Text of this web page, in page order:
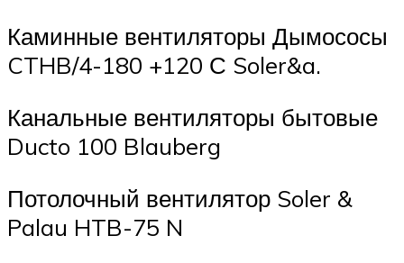
Каминные вентиляторы Дымососы
CTHB/4-180 +120 С Soler&a.
Канальные вентиляторы бытовые
Ducto 100 Blauberg
Потолочный вентилятор Soler &
Palau HTB-75 N